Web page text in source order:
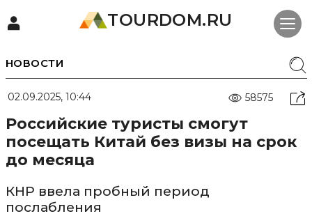
TOURDOM.RU
НОВОСТИ
02.09.2025, 10:44 58575
Российские туристы смогут
посещать Китай без визы на срок
до месяца
КНР ввела пробный период
послабления